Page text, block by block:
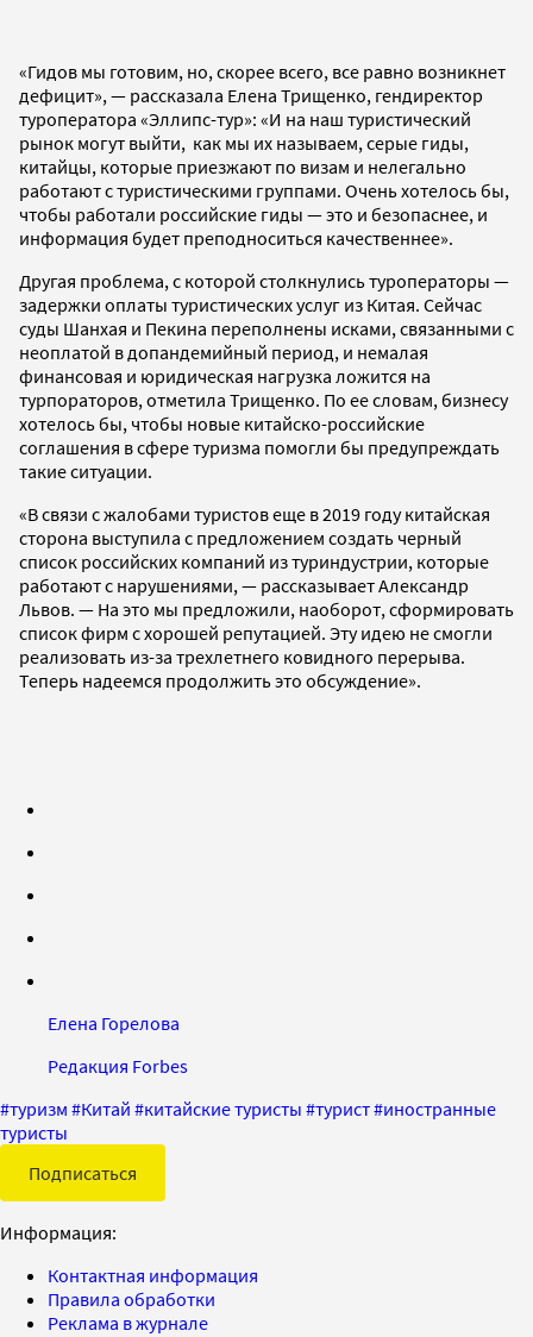
«Гидов мы готовим, но, скорее всего, все равно возникнет
дефицит», — рассказала Елена Трищенко, гендиректор
туроператора «Эллипс-тур»: «И на наш туристический
рынок могут выйти, как мы их называем, серые гиды,
китайцы, которые приезжают по визам и нелегально
работают с туристическими группами. Очень хотелось бы,
чтобы работали российские гиды — это и безопаснее, и
информация будет преподноситься качественнее».
Другая проблема, с которой столкнулись туроператоры —
задержки оплаты туристических услуг из Китая. Сейчас
суды Шанхая и Пекина переполнены исками, связанными с
неоплатой в допандемийный период, и немалая
финансовая и юридическая нагрузка ложится на
турпораторов, отметила Трищенко. По ее словам, бизнесу
хотелось бы, чтобы новые китайско-российские
соглашения в сфере туризма помогли бы предупреждать
такие ситуации.
«В связи с жалобами туристов еще в 2019 году китайская
сторона выступила с предложением создать черный
список российских компаний из туриндустрии, которые
работают с нарушениями, — рассказывает Александр
Львов. — На это мы предложили, наоборот, сформировать
список фирм с хорошей репутацией. Эту идею не смогли
реализовать из-за трехлетнего ковидного перерыва.
Теперь надеемся продолжить это обсуждение».
Елена Горелова
Редакция Forbes
#туризм #Китай #китайские туристы #турист#иностранные
туристы
Подписаться
Информация:
Контактная информация
Правила обработки
Реклама в журнале